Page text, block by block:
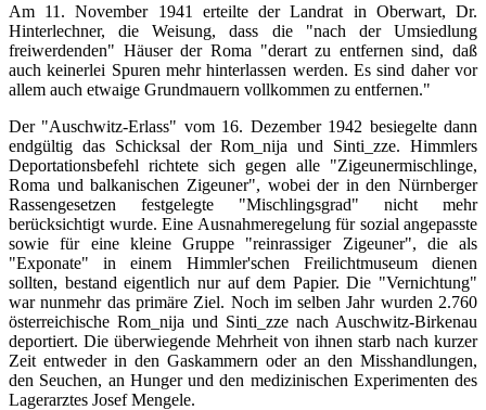
Am 11. November 1941 erteilte der Landrat in Oberwart, Dr.
Hinterlechner, die Weisung, dass die "nach der Umsiedlung
freiwerdenden" Häuser der Roma "derart zu entfernen sind, daß
auch keinerlei Spuren mehr hinterlassen werden. Es sind daher vor
allem auch etwaige Grundmauern vollkommen zu entfernen."
Der "Auschwitz-Erlass" vom 16. Dezember 1942 besiegelte dann
endgültig das Schicksal der Rom_nija und Sinti_zze. Himmlers
Deportationsbefehl richtete sich gegen alle "Zigeunermischlinge,
Roma und balkanischen Zigeuner", wobei der in den Nürnberger
Rassengesetzen festgelegte "Mischlingsgrad" nicht mehr
berücksichtigt wurde. Eine Ausnahmeregelung für sozial angepasste
sowie für eine kleine Gruppe "reinrassiger Zigeuner", die als
"Exponate" in einem Himmler'schen Freilichtmuseum dienen
sollten, bestand eigentlich nur auf dem Papier. Die "Vernichtung"
war nunmehr das primäre Ziel. Noch im selben Jahr wurden 2.760
österreichische Rom_nija und Sinti_zze nach Auschwitz-Birkenau
deportiert. Die überwiegende Mehrheit von ihnen starb nach kurzer
Zeit entweder in den Gaskammern oder an den Misshandlungen,
den Seuchen, an Hunger und den medizinischen Experimenten des
Lagerarztes Josef Mengele.